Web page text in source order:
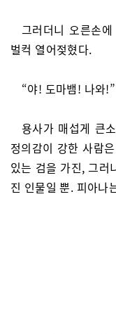
그러더니 오른손
벌컥 열어젖혔다.
“야! 도마뱀! 나와!”
용사가 매섭게 큰
정의감이 강한 사람
있는 검을 가진, 그러
진 인물일 뿐. 피아나